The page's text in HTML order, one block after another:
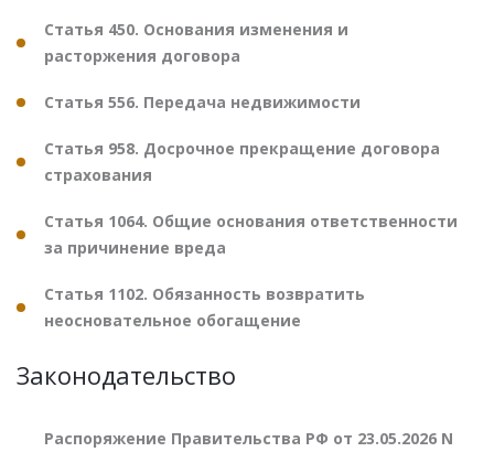
Статья 450. Основания изменения и
расторжения договора
Статья 556. Передача недвижимости
Статья 958. Досрочное прекращение договора
страхования
Статья 1064. Общие основания ответственности
за причинение вреда
Статья 1102. Обязанность возвратить
неосновательное обогащение
Законодательство
Распоряжение Правительства РФ от 23.05.2026 N